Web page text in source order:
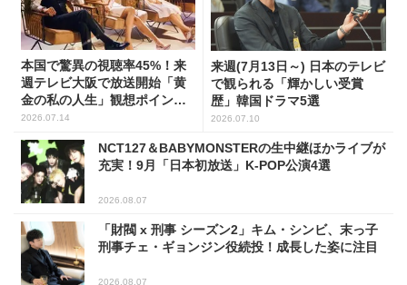
本国で驚異の視聴率45%！来
週テレビ大阪で放送開始「黄
金の私の人生」観想ポイント5
選
2026.07.14
来週(7月13日～) 日本のテレビ
で観られる「輝かしい受賞
歴」韓国ドラマ5選
2026.07.10
NCT127＆BABYMONSTERの生中継ほかライブが
充実！9月「日本初放送」K-POP公演4選
2026.08.07
「財閥 x 刑事 シーズン2」キム・シンビ、末っ子
刑事チェ・ギョンジン役続投！成長した姿に注目
2026.08.07